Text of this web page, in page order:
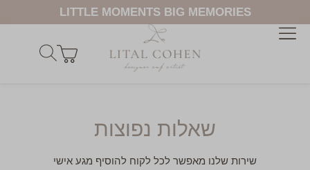
LITTLE MOMENTS BIG MEMORIES
שאלות נפוצות
שירות שלנו מאפשר לכל לקוח להוסיף מגע אישי